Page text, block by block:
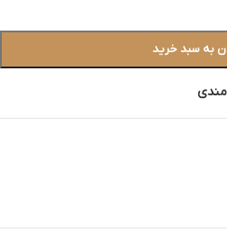
به سبد خرید
مندی